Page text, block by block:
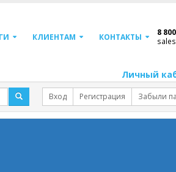
КЛИЕНТАМ КОНТАКТЫ 8
Личный
Вход Регистрация Забыли